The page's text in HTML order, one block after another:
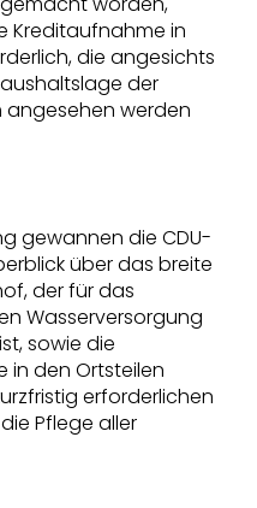
Kreditaufnahme in
die angesichts
der
angesehen werden
gewannen die CDU-
über das breite
der für das
Wasserversorgung
sowie die
in den Ortsteilen
erforderlichen
Pflege aller